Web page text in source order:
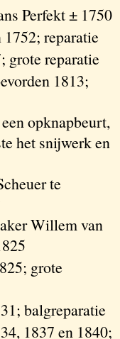
Perfekt ± 1750
reparatie
grote reparatie
1813;
opknapbeurt,
het snijwerk en
te
Willem van
grote
balgreparatie
1837 en 1840;